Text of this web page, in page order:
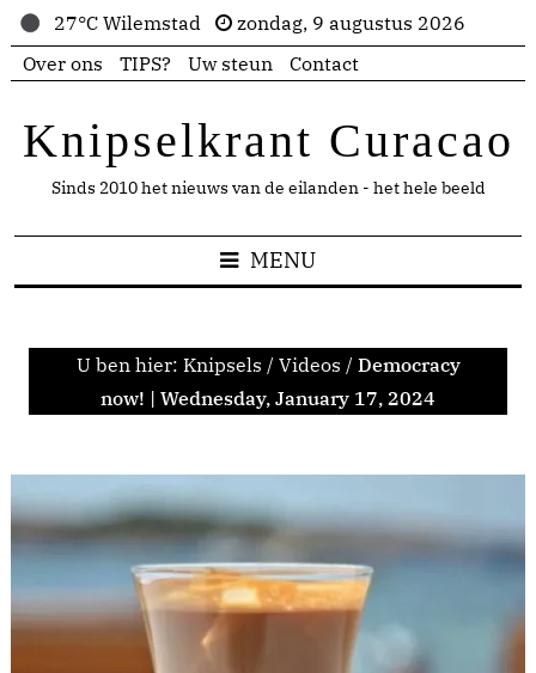
27°C Wilemstad
zondag, 9 augustus 2026
Over ons
TIPS? Uw steun Contact
Knipselkrant Curacao
Sinds 2010 het nieuws van de eilanden - het hele beeld
MENU
U ben hier: Knipsels / Videos / Democracy
now! | Wednesday, January 17, 2024